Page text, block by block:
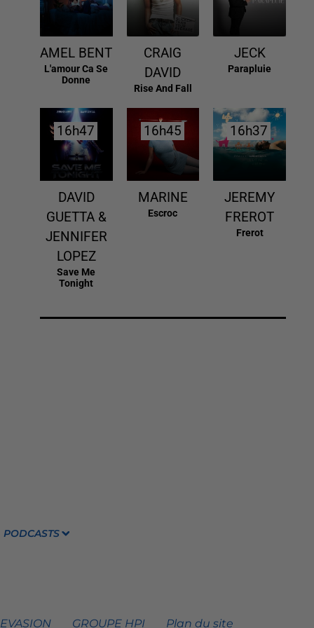
AMEL BENT
L'amour Ca Se
Donne
CRAIG
DAVID
Rise And Fall
JECK
Parapluie
16h47
16h47
DAVID
GUETTA &
JENNIFER
LOPEZ
Save Me
Tonight
16h45
16h45
MARINE
Escroc
16h37
16h37
JEREMY
FREROT
Frerot
PODCASTS
GROUPE HPI Plan du site